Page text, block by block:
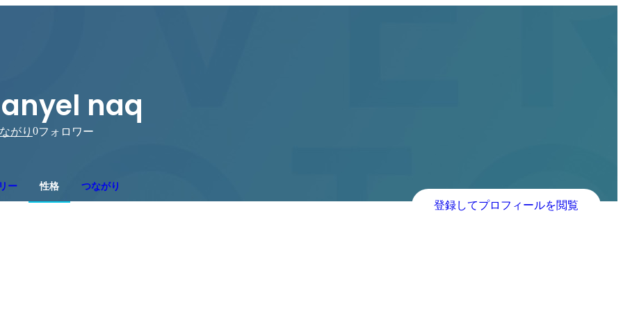
naq
がり 0フォロワー
ー 性格 つながり
登録してプロフィールを閲覧